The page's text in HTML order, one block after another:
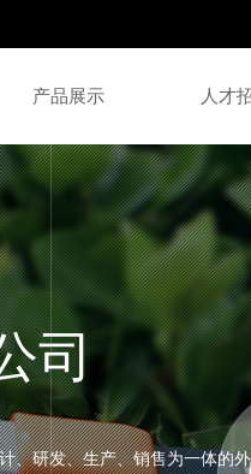
产品展示
高枝剪系列 三
铝制花具系列
人才
司
研发、生产、销售为一体的外